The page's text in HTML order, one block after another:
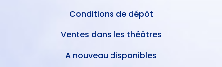
Conditions de dépôt
Ventes dans les théâtres
A nouveau disponibles